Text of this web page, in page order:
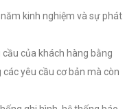
kinh nghiệm và sự phát
của khách hàng bằng
yêu cầu cơ bản mà còn